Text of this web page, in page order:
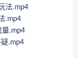
法.mp4
.mp4
量.mp4
.mp4